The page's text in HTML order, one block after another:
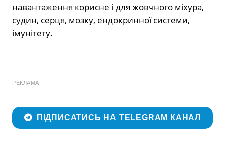
навантаження корисне і для жовчного міхура,
судин, серця, мозку, ендокринної системи,
імунітету.
РЕКЛАМА
ПІДПИСАТИСЬ НА TELEGRAM КАНАЛ